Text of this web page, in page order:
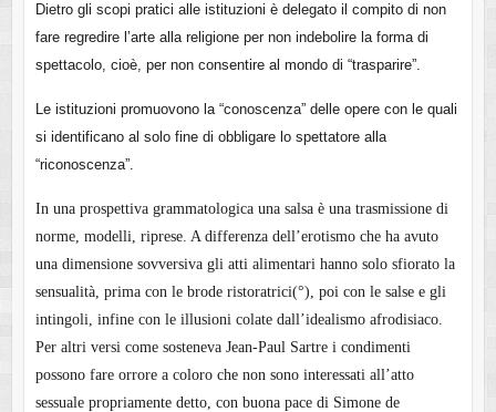
Dietro gli scopi pratici alle istituzioni è delegato il compito di non
fare regredire l’arte alla religione per non indebolire la forma di
spettacolo, cioè, per non consentire al mondo di “trasparire”.
Le istituzioni promuovono la “conoscenza” delle opere con le quali
si identificano al solo fine di obbligare lo spettatore alla
“riconoscenza”.
In una prospettiva grammatologica una salsa è una trasmissione di
norme, modelli, riprese. A differenza dell’erotismo che ha avuto
una dimensione sovversiva gli atti alimentari hanno solo sfiorato la
sensualità, prima con le brode ristoratrici(°), poi con le salse e gli
intingoli, infine con le illusioni colate dall’idealismo afrodisiaco.
Per altri versi come sosteneva Jean-Paul Sartre i condimenti
possono fare orrore a coloro che non sono interessati all’atto
sessuale propriamente detto, con buona pace di Simone de